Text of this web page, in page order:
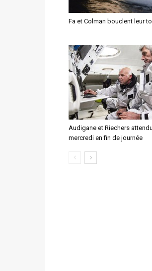
Fa et Colman bouclent leur
Audigane et Riechers
mercredi en fin de journée